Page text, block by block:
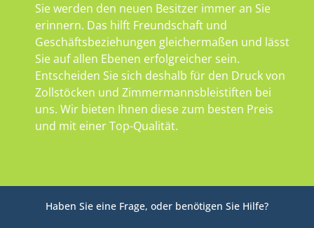
Sie werden den neuen Besitzer immer an Sie
erinnern. Das hilft Freundschaft und
Geschäftsbeziehungen gleichermaßen und lässt
Sie auf allen Ebenen erfolgreicher sein.
Entscheiden Sie sich deshalb für den Druck von
Zollstöcken und Zimmermannsbleistiften bei
uns. Wir bieten Ihnen diese zum besten Preis
und mit einer Top-Qualität.
Haben Sie eine Frage, oder benötigen Sie Hilfe?